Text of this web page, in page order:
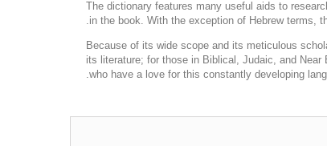
The dictionary features many useful aids to
in the book. With the exception of Hebrew terms,
Because of its wide scope and its meticulous
its literature; for those in Biblical, Judaic, and
who have a love for this constantly developing